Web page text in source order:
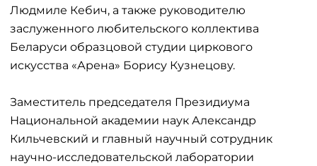
Людмиле Кебич, а также руководителю
заслуженного любительского коллектива
Беларуси образцовой студии циркового
искусства «Арена» Борису Кузнецову.
Заместитель председателя Президиума
Национальной академии наук Александр
Кильчевский и главный научный сотрудник
научно-исследовательской лаборатории